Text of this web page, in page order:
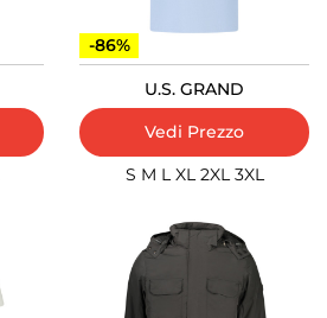
-86%
U.S. GRAND
Vedi Prezzo
S M L XL 2XL 3XL